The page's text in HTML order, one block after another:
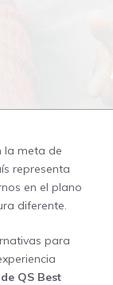
la meta de
representa
en el plano
diferente.
para
QS Best